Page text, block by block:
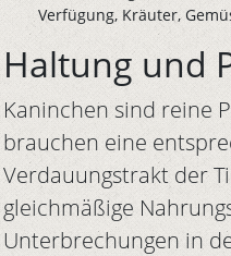
Verfügung, Kräuter,
Haltung und
Kaninchen sind reine
brauchen eine
Verdauungstrakt der
gleichmäßige
Unterbrechungen in